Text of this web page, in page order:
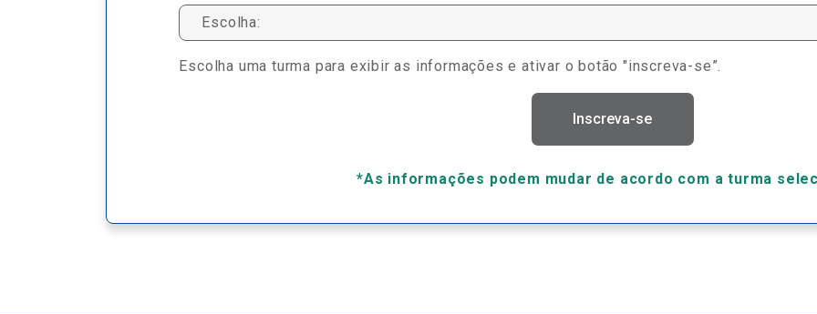
Escolha:
Escolha uma turma para exibir as informações e ativar o botão "inscreva-se”.
Inscreva-se
*As informações podem mudar de acordo com a turma